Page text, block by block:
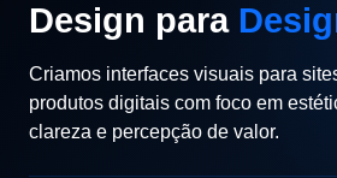
Design para
Criamos interfaces visuais para
produtos digitais com foco em
clareza e percepção de valor.